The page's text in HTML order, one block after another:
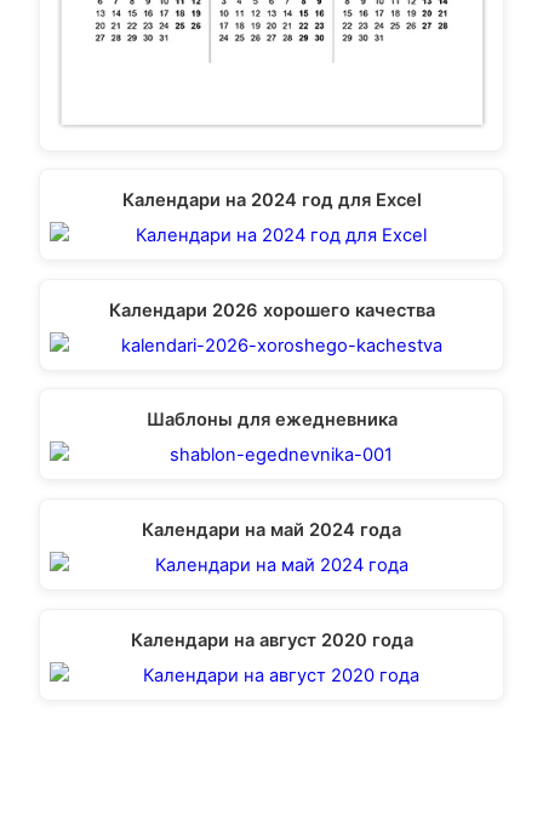
Календари на 2024 год для Excel
Календари 2026 хорошего качества
Шаблоны для ежедневника
Календари на май 2024 года
Календари на август 2020 года